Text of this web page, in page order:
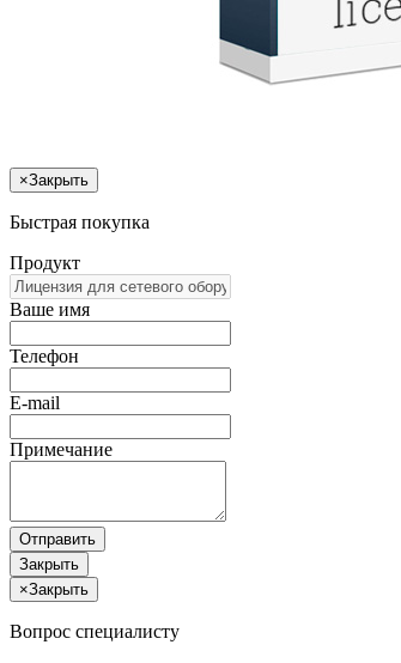
×Закрыть
Быстрая покупка
Продукт
Ваше имя
Телефон
E-mail
Примечание
Отправить
Закрыть
×Закрыть
Вопрос специалисту